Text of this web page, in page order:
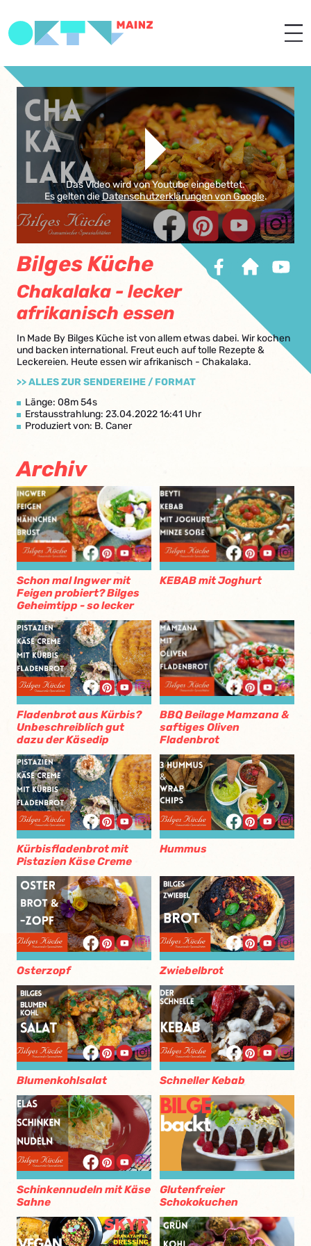
Das Video wird von Youtube eingebettet.
Es gelten dieDatenschutzerklärungen von Google.
Bilges Küche
Chakalaka - lecker
afrikanisch essen
In Made By Bilges Küche ist von allem etwas dabei. Wir kochen
und backen international. Freut euch auf tolle Rezepte &
Leckereien. Heute essen wir afrikanisch - Chakalaka.
>> ALLES ZUR SENDEREIHE / FORMAT
Länge: 08m 54s
Erstausstrahlung: 23.04.2022 16:41 Uhr
Produziert von: B. Caner
Archiv
Schon mal Ingwer mit
Feigen probiert? Bilges
Geheimtipp - so lecker
KEBAB mit Joghurt
Fladenbrot aus Kürbis?
Unbeschreiblich gut
dazu der Käsedip
BBQ Beilage Mamzana &
saftiges Oliven
Fladenbrot
Kürbisfladenbrot mit
Pistazien Käse Creme
Hummus
Osterzopf Zwiebelbrot
Blumenkohlsalat Schneller Kebab
Schinkennudeln mit Käse
Sahne
Glutenfreier
Schokokuchen